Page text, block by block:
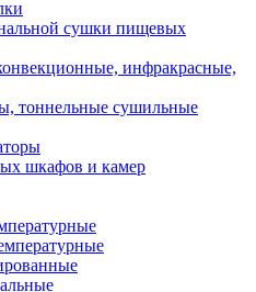
сушки пищевых
инфракрасные,
тоннельные сушильные
шкафов и камер